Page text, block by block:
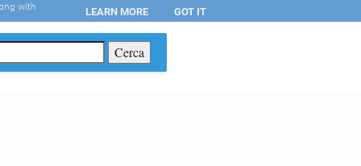
with LEARN MORE GOT IT